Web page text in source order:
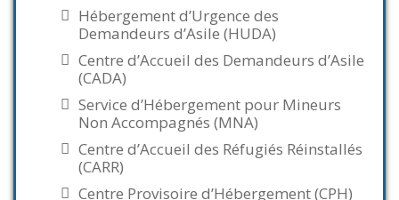
Hébergement d’Urgence des
Demandeurs d’Asile (HUDA)
Centre d’Accueil des Demandeurs d’Asile
(CADA)
Service d’Hébergement pour Mineurs
Non Accompagnés (MNA)
Centre d’Accueil des Réfugiés Réinstallés
(CARR)
Centre Provisoire d’Hébergement (CPH)